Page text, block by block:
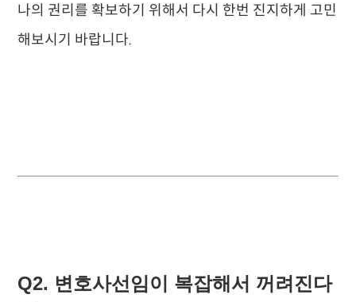
나의 권리를 확보하기 위해서 다시 한번 진지하게 고민
해보시기 바랍니다.
Q2. 변호사선임이 복잡해서 꺼려진다